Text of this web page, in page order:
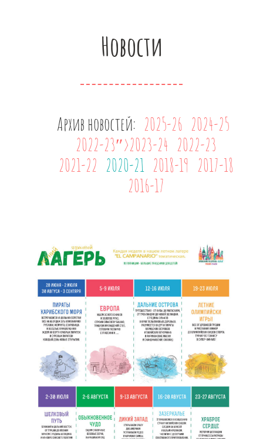
Новости
Архив новостей: 2025-26 2024-25
2022-23″>2023-24 2022-23
2021-22 2020-21 2018-19 2017-18
2016-17